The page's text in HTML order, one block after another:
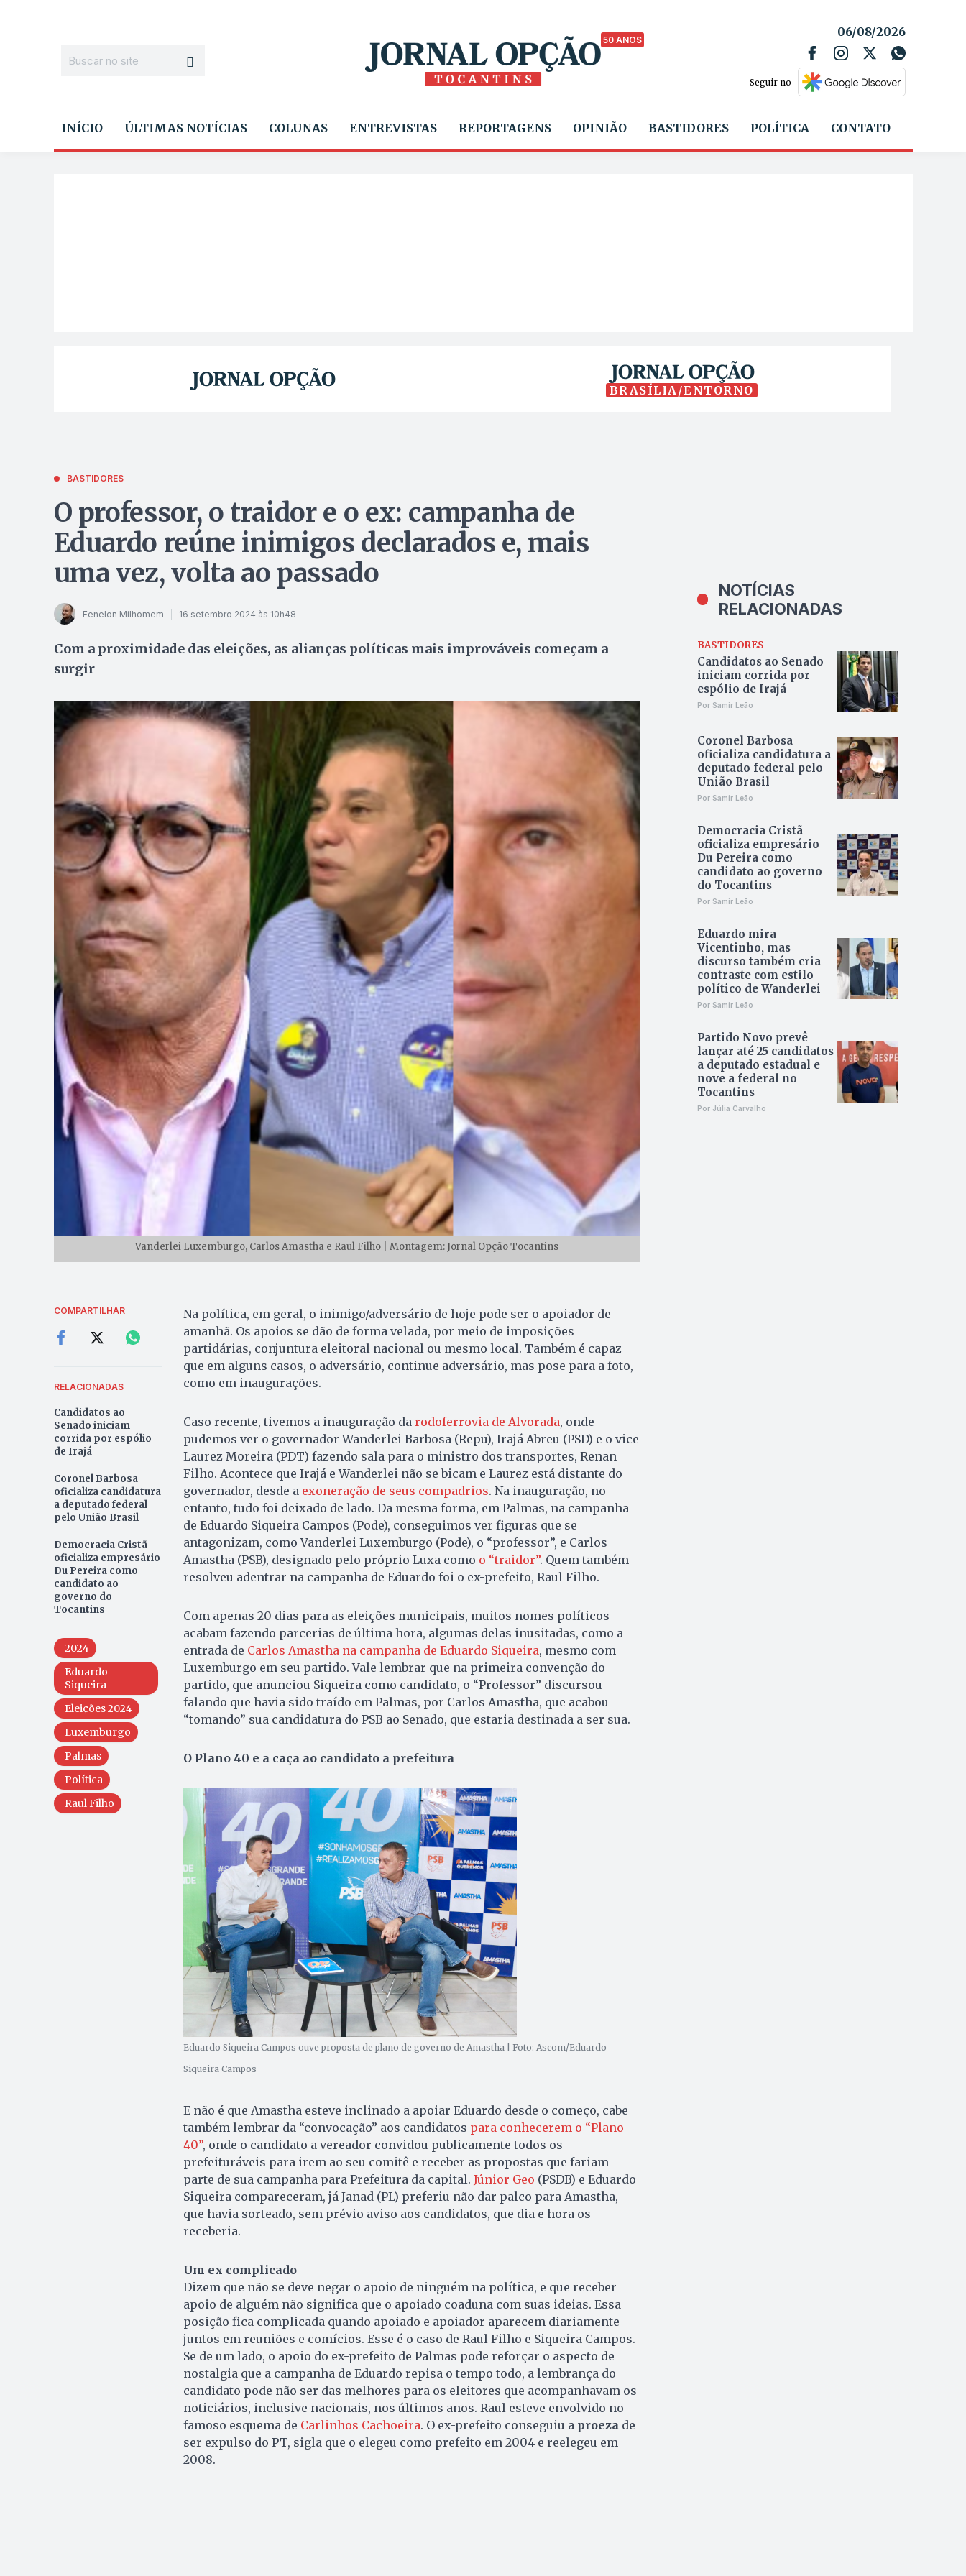
50 ANOS
06/08/2026
Seguir no
INÍCIO ÚLTIMAS NOTÍCIAS COLUNAS ENTREVISTAS REPORTAGENS OPINIÃO BASTIDORES POLÍTICA CONTATO
BRASÍLIA/ENTORNO
BASTIDORES
O professor, o traidor e o ex: campanha de
Eduardo reúne inimigos declarados e, mais
uma vez, volta ao passado
Fenelon Milhomem 16 setembro 2024 às 10h48
Com a proximidade das eleições, as alianças políticas mais improváveis começam a
surgir
Vanderlei Luxemburgo, Carlos Amastha e Raul Filho | Montagem: Jornal Opção Tocantins
COMPARTILHAR
RELACIONADAS
Candidatos ao
Senado iniciam
corrida por espólio
de Irajá
Coronel Barbosa
oficializa candidatura
a deputado federal
pelo União Brasil
Democracia Cristã
oficializa empresário
Du Pereira como
candidato ao
governo do
Tocantins
2024
Eduardo
Siqueira
Eleições 2024
Luxemburgo
Palmas
Política
Raul Filho
Na política, em geral, o inimigo/adversário de hoje pode ser o apoiador de
amanhã. Os apoios se dão de forma velada, por meio de imposições
partidárias, conjuntura eleitoral nacional ou mesmo local. Também é capaz
que em alguns casos, o adversário, continue adversário, mas pose para a foto,
como em inaugurações.
Caso recente, tivemos a inauguração da rodoferrovia de Alvorada, onde
pudemos ver o governador Wanderlei Barbosa (Repu), Irajá Abreu (PSD) e o vice
Laurez Moreira (PDT) fazendo sala para o ministro dos transportes, Renan
Filho. Acontece que Irajá e Wanderlei não se bicam e Laurez está distante do
governador, desde a exoneração de seus compadrios. Na inauguração, no
entanto, tudo foi deixado de lado. Da mesma forma, em Palmas, na campanha
de Eduardo Siqueira Campos (Pode), conseguimos ver figuras que se
antagonizam, como Vanderlei Luxemburgo (Pode), o “professor”, e Carlos
Amastha (PSB), designado pelo próprio Luxa como o “traidor”. Quem também
resolveu adentrar na campanha de Eduardo foi o ex-prefeito, Raul Filho.
Com apenas 20 dias para as eleições municipais, muitos nomes políticos
acabam fazendo parcerias de última hora, algumas delas inusitadas, como a
entrada de Carlos Amastha na campanha de Eduardo Siqueira, mesmo com
Luxemburgo em seu partido. Vale lembrar que na primeira convenção do
partido, que anunciou Siqueira como candidato, o “Professor” discursou
falando que havia sido traído em Palmas, por Carlos Amastha, que acabou
“tomando” sua candidatura do PSB ao Senado, que estaria destinada a ser sua.
O Plano 40 e a caça ao candidato a prefeitura
Eduardo Siqueira Campos ouve proposta de plano de governo de Amastha | Foto: Ascom/Eduardo
Siqueira Campos
E não é que Amastha esteve inclinado a apoiar Eduardo desde o começo, cabe
também lembrar da “convocação” aos candidatos para conhecerem o “Plano
40”, onde o candidato a vereador convidou publicamente todos os
prefeituráveis para irem ao seu comitê e receber as propostas que fariam
parte de sua campanha para Prefeitura da capital. Júnior Geo (PSDB) e Eduardo
Siqueira compareceram, já Janad (PL) preferiu não dar palco para Amastha,
que havia sorteado, sem prévio aviso aos candidatos, que dia e hora os
receberia.
Um ex complicado
Dizem que não se deve negar o apoio de ninguém na política, e que receber
apoio de alguém não significa que o apoiado coaduna com suas ideias. Essa
posição fica complicada quando apoiado e apoiador aparecem diariamente
juntos em reuniões e comícios. Esse é o caso de Raul Filho e Siqueira Campos.
Se de um lado, o apoio do ex-prefeito de Palmas pode reforçar o aspecto de
nostalgia que a campanha de Eduardo repisa o tempo todo, a lembrança do
candidato pode não ser das melhores para os eleitores que acompanhavam os
noticiários, inclusive nacionais, nos últimos anos. Raul esteve envolvido no
famoso esquema de Carlinhos Cachoeira. O ex-prefeito conseguiu a proeza de
ser expulso do PT, sigla que o elegeu como prefeito em 2004 e reelegeu em
2008.
NOTÍCIAS
RELACIONADAS
BASTIDORES
Candidatos ao Senado
iniciam corrida por
espólio de Irajá
Por Samir Leão
Coronel Barbosa
oficializa candidatura a
deputado federal pelo
União Brasil
Por Samir Leão
Democracia Cristã
oficializa empresário
Du Pereira como
candidato ao governo
do Tocantins
Por Samir Leão
Eduardo mira
Vicentinho, mas
discurso também cria
contraste com estilo
político de Wanderlei
Por Samir Leão
Partido Novo prevê
lançar até 25 candidatos
a deputado estadual e
nove a federal no
Tocantins
Por Júlia Carvalho